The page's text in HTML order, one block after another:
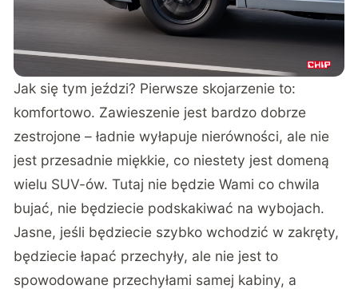
Jak się tym jeździ? Pierwsze skojarzenie to:
komfortowo. Zawieszenie jest bardzo dobrze
zestrojone – ładnie wyłapuje nierówności, ale nie
jest przesadnie miękkie, co niestety jest domeną
wielu SUV-ów. Tutaj nie będzie Wami co chwila
bujać, nie będziecie podskakiwać na wybojach.
Jasne, jeśli będziecie szybko wchodzić w zakręty,
będziecie łapać przechyły, ale nie jest to
spowodowane przechyłami samej kabiny, a